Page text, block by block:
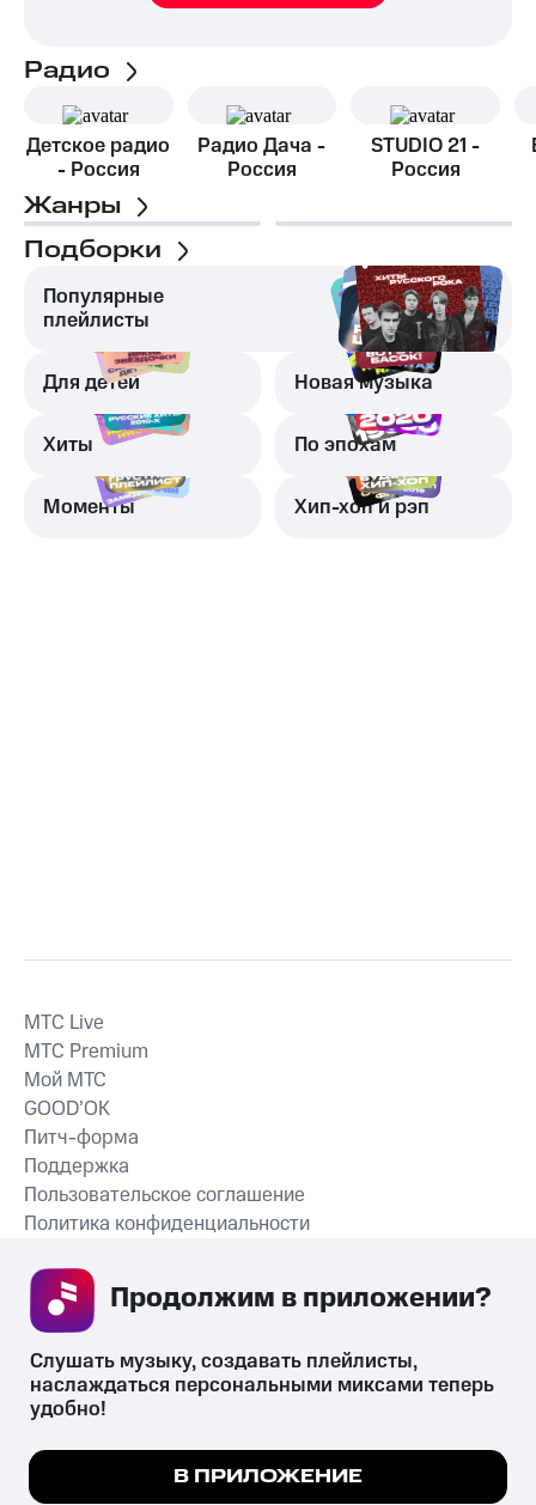
Радио
Детское радио
- Россия
Радио Дача -
Россия
STUDIO 21 -
Россия
Жанры
Подборки
Популярные
плейлисты
Для детей Новая музыка
Хиты По эпохам
Моменты Хип-хоп и рэп
СКАЧАТЬ ПРИЛОЖЕНИЕ
MTС Live
MTС Premium
Мой МТС
GOOD’OK
Питч-форма
Поддержка
Пользовательское соглашение
Политика конфиденциальности
психотропных веществ, их аналогов причиняет вред здоровью,
их незаконный оборот запрещён и влечёт установленную
Мы используем куки, чтобы на сайте все
Подробнее
Слушать музыку, создавать плейлисты,
наслаждаться персональными миксами теперь
удобно!
В ПРИЛОЖЕНИЕ